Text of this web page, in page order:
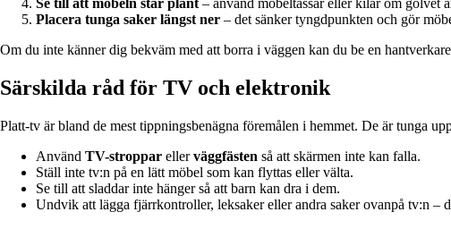
Se till att möbeln står plant – använd möbeltassar eller kilar om golvet
Placera tunga saker längst ner – det sänker tyngdpunkten och gör
Om du inte känner dig bekväm med att borra i väggen kan du be en
Särskilda råd för TV och elektronik
Platt-tv är bland de mest tippningsbenägna föremålen i hemmet. De är tunga
Använd TV-stroppar ellerväggfästen så att skärmen inte kan falla.
Ställ inte tv:n på en lätt möbel som kan flyttas eller välta.
Se till att sladdar inte hänger så att barn kan dra i dem.
Undvik att lägga fjärrkontroller, leksaker eller andra saker ovanpå tv:n –